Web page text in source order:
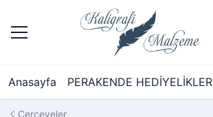
Anasayfa PERAKENDE HEDİYELİKLER
Çerçeveler